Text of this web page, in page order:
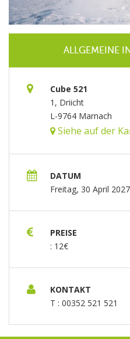
ALLGEMEINE
Cube 521
1, Driicht
L-9764 Marnach
Siehe auf der
DATUM
Freitag, 30 April
PREISE
: 12€
KONTAKT
T : 00352 521 521